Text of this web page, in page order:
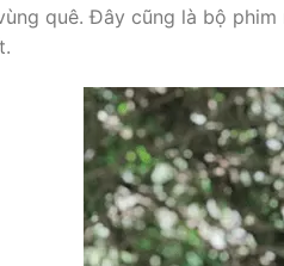
quê. Đây cũng là bộ